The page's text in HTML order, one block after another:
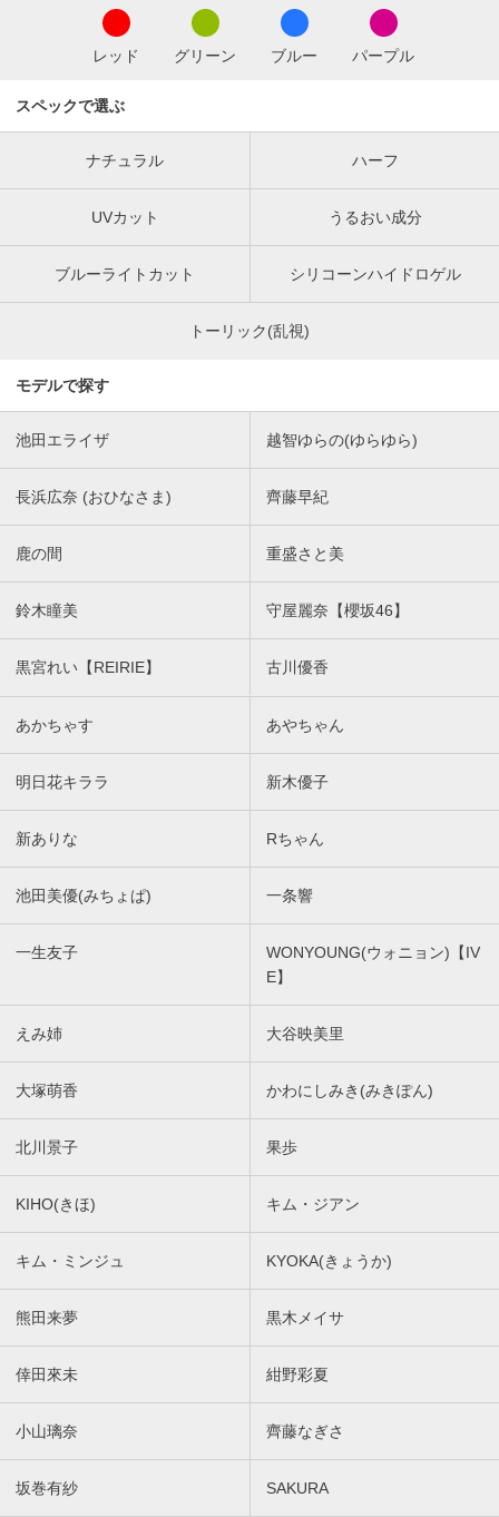
レッド グリーン ブルー パープル
スペックで選ぶ
ナチュラル ハーフ
UVカット うるおい成分
ブルーライトカット シリコーンハイドロゲル
トーリック(乱視)
モデルで探す
池田エライザ 越智ゆらの(ゆらゆら)
長浜広奈 (おひなさま) 齊藤早紀
鹿の間 重盛さと美
鈴木瞳美 守屋麗奈【櫻坂46】
黒宮れい【REIRIE】 古川優香
あかちゃす あやちゃん
明日花キララ 新木優子
新ありな Rちゃん
池田美優(みちょぱ) 一条響
一生友子
WONYOUNG(ウォニョン)【IV
E】
えみ姉 大谷映美里
大塚萌香 かわにしみき(みきぽん)
北川景子 果歩
KIHO(きほ) キム・ジアン
キム・ミンジュ KYOKA(きょうか)
熊田来夢 黒木メイサ
倖田來未 紺野彩夏
小山璃奈 齊藤なぎさ
坂巻有紗 SAKURA